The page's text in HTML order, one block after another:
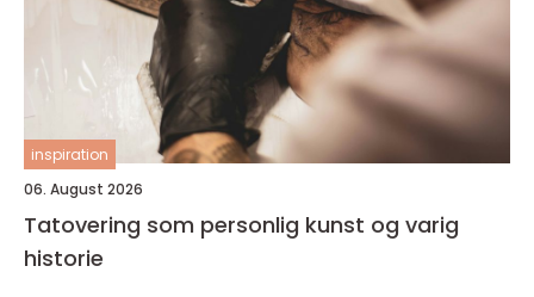
inspiration
06. August 2026
Tatovering som personlig kunst og varig
historie